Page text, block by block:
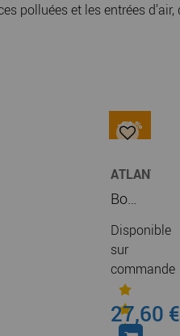
polluées et les entrées
-64 %
ATLANTIC
& Bouche hygro B manuelle SDB BHB 10/40 80G (542587)
Disponible
sur
commande
27,60 €